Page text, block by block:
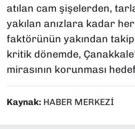
atılan cam şişelerden,
yakılan anızlara kadar
faktörünün yakından
kritik dönemde,
mirasının korunması
Kaynak: HABER MERKEZİ